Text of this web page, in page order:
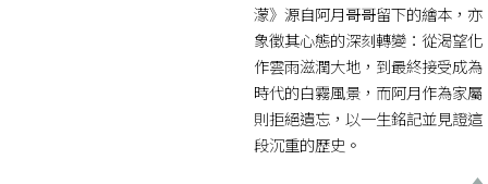
濛》源自阿月哥哥留下的繪本，亦
象徵其心態的深刻轉變：從渴望化
作雲雨滋潤大地，到最終接受成為
時代的白霧風景，而阿月作為家屬
則拒絕遺忘，以一生銘記並見證這
段沉重的歷史。